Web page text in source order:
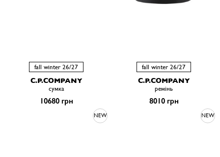
fall winter 26/27
C.P.COMPANY
сумка
10680 грн
fall winter 26/27
C.P.COMPANY
ремiнь
8010 грн
NEW NEW